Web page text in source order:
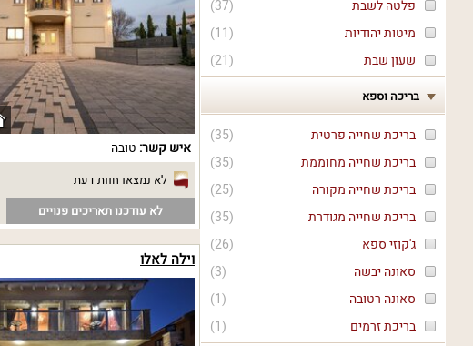
(
37
)
פלטה לשבת
(
11
)
מיטות יהודיות
(
21
) שעון שבת
בריכה וספא
(
35
)
בריכת שחייה פרטית
(
35
)
בריכת שחייה מחוממת
(
25
)
בריכת שחייה מקורה
(
35
)
בריכת שחייה מגודרת
(
26
)
ג'קוזי ספא
(
3
)
סאונה יבשה
(
1
)
סאונה רטובה
(
1
) בריכת זרמים
איש קשר: טובה
לא נמצאו חוות דעת
לא עודכנו תאריכים פנויים
וילה לאלו